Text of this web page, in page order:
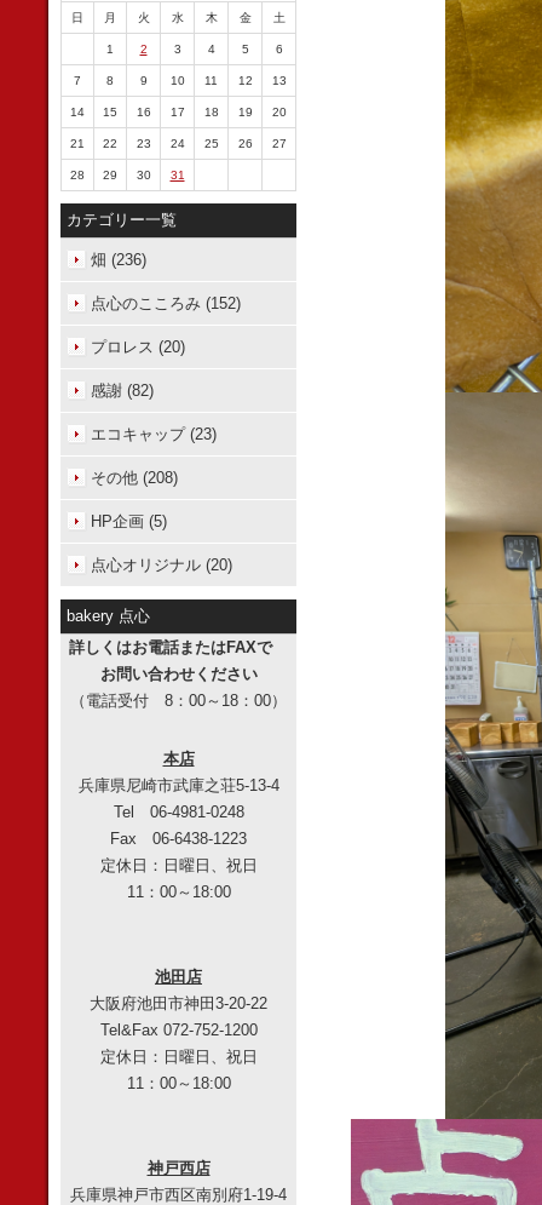
日 月 火 水 木 金 土
1 2 3 4 5 6
7 8 9 10 11 12 13
14 15 16 17 18 19 20
21 22 23 24 25 26 27
28 29 30 31
カテゴリー一覧
畑 (236)
点心のこころみ (152)
プロレス (20)
感謝 (82)
エコキャップ (23)
その他 (208)
HP企画 (5)
点心オリジナル (20)
bakery 点心
詳しくはお電話またはFAXで
お問い合わせください
（電話受付 8：00～18：00）
本店
兵庫県尼崎市武庫之荘5-13-4
Tel 06-4981-0248
Fax 06-6438-1223
定休日：日曜日、祝日
11：00～18:00
池田店
大阪府池田市神田3-20-22
Tel&Fax 072-752-1200
定休日：日曜日、祝日
11：00～18:00
神戸西店
兵庫県神戸市西区南別府1-19-4